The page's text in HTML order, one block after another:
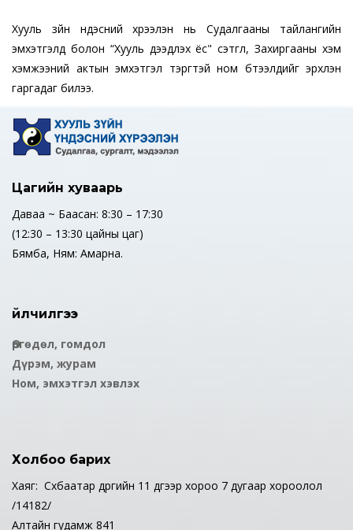
Хууль зүйн үндэсний хүрээлэн нь Судалгааны тайлангийн
эмхэтгэлүүд болон “Хууль дээдлэх ёс" сэтгүүл, Захиргааны хэм
хэмжээний актын эмхэтгэл тэргүүтэй ном бүтээлүүдийг эрхлэн
гаргадаг билээ.
Цагийн хуваарь
Даваа ~ Баасан: 8:30 – 17:30
(12:30 – 13:30 цайны цаг)
Бямба, Ням: Амарна.
Үйлчилгээ
Өргөдөл, гомдол
Дүрэм, журам
Ном, эмхэтгэл хэвлэх
Холбоо барих
Хаяг: Сүхбаатар дүүргийн 11 дүгээр хороо 7 дугаар хороолол
/14182/
Алтайн гудамж 841